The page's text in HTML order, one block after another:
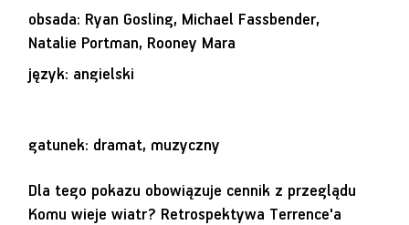
obsada: Ryan Gosling, Michael Fassbender,
Natalie Portman, Rooney Mara
język: angielski
gatunek: dramat, muzyczny
Dla tego pokazu obowiązuje cennik z przeglądu
Komu wieje wiatr? Retrospektywa Terrence'a